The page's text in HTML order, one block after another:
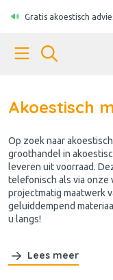
Gratis akoestisch
Akoestisch
Op zoek naar
groothandel in
leveren uit voorraad.
telefonisch als via onze
projectmatig maatwerk
geluiddempend
u langs!
Lees meer